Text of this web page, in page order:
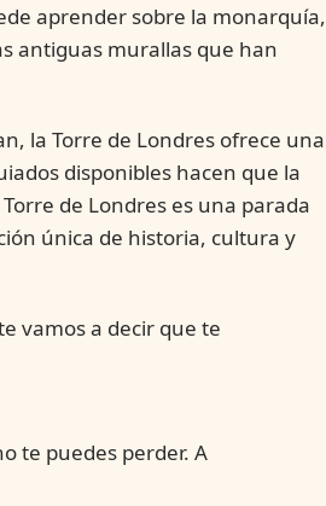
aprender sobre la monarquía,
antiguas murallas que han
la Torre de Londres ofrece una
disponibles hacen que la
de Londres es una parada
única de historia, cultura y
vamos a decir que te
te puedes perder. A